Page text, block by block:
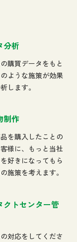
分析
購買データをもと
ような施策が効果
します。
制作
を購入したことの
様に、もっと当社
好きになってもら
施策を考えます。
クトセンター管
対応をしてくださ